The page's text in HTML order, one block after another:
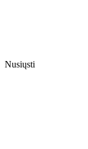
Nusiųsti